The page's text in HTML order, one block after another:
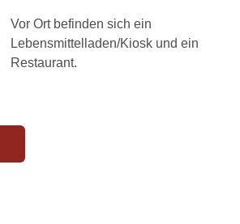
Vor Ort befinden sich ein
Lebensmittelladen/Kiosk und ein
Restaurant.